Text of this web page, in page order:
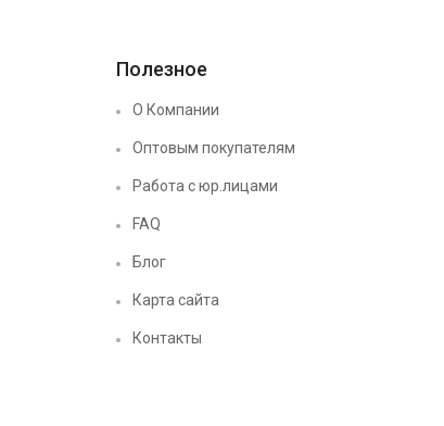
Полезное
О Компании
Оптовым покупателям
Работа с юр.лицами
FAQ
Блог
Карта сайта
Контакты